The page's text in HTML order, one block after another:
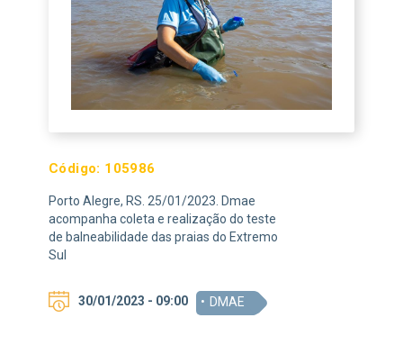
Código: 105986
Porto Alegre, RS. 25/01/2023. Dmae
acompanha coleta e realização do teste
de balneabilidade das praias do Extremo
Sul
30/01/2023 - 09:00 DMAE